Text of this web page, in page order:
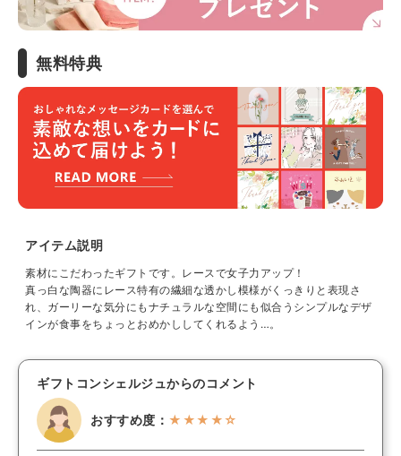
無料特典
アイテム説明
素材にこだわったギフトです。レースで女子力アップ！
真っ白な陶器にレース特有の繊細な透かし模様がくっきりと表現さ
れ、ガーリーな気分にもナチュラルな空間にも似合うシンプルなデザ
インが食事をちょっとおめかししてくれるよう…。
ギフトコンシェルジュからのコメント
おすすめ度： ★★★★☆